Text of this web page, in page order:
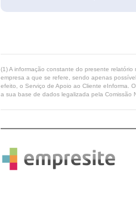
(1) A informação constante do presente
empresa a que se refere, sendo apenas
efeito, o Serviço de Apoio ao Cliente eInforma.
a sua base de dados legalizada pela Comissão